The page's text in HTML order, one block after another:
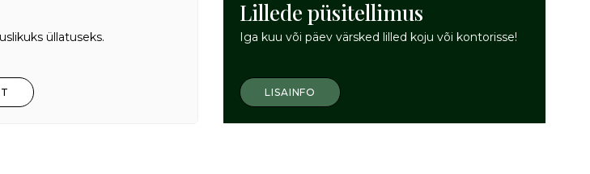
üllatuseks.
Lillede püsitellimus
Iga kuu või päev värsked lilled koju või kontorisse!
LISAINFO